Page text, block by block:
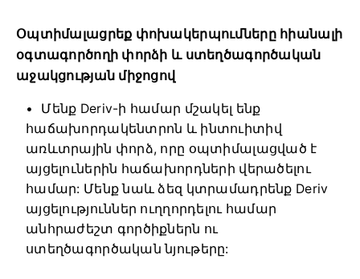
Օպտիմալացրեք փոխակերպումները հիանալի
օգտագործողի փորձի և ստեղծագործական
աջակցության միջոցով
Մենք Deriv-ի համար մշակել ենք
հաճախորդակենտրոն և ինտուիտիվ
առևտրային փորձ, որը օպտիմալացված է
այցելուներին հաճախորդների վերածելու
համար: Մենք նաև ձեզ կտրամադրենք Deriv
այցելություններ ուղղորդելու համար
անհրաժեշտ գործիքներն ու
ստեղծագործական նյութերը: